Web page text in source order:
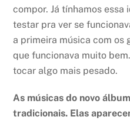
compor. Já tínhamos essa
testar pra ver se
a primeira música com os
que funcionava muito
tocar algo mais pesado.
As músicas do novo
tradicionais. Elas